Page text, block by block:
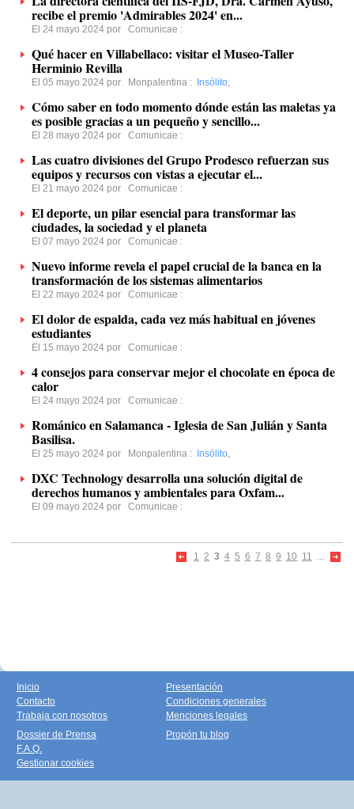
recibe el premio 'Admirables 2024' en...
El 24 mayo 2024 por Comunicae :
Qué hacer en Villabellaco: visitar el Museo-Taller
Herminio Revilla
El 05 mayo 2024 por Monpalentina : Insólito,
Cómo saber en todo momento dónde están las maletas ya
es posible gracias a un pequeño y sencillo...
El 28 mayo 2024 por Comunicae :
Las cuatro divisiones del Grupo Prodesco refuerzan sus
equipos y recursos con vistas a ejecutar el...
El 21 mayo 2024 por Comunicae :
El deporte, un pilar esencial para transformar las
ciudades, la sociedad y el planeta
El 07 mayo 2024 por Comunicae :
Nuevo informe revela el papel crucial de la banca en la
transformación de los sistemas alimentarios
El 22 mayo 2024 por Comunicae :
El dolor de espalda, cada vez más habitual en jóvenes
estudiantes
El 15 mayo 2024 por Comunicae :
4 consejos para conservar mejor el chocolate en época de
calor
El 24 mayo 2024 por Comunicae :
Románico en Salamanca - Iglesia de San Julián y Santa
Basilisa.
El 25 mayo 2024 por Monpalentina : Insólito,
DXC Technology desarrolla una solución digital de
derechos humanos y ambientales para Oxfam...
El 09 mayo 2024 por Comunicae :
1 2 3 4 5 6 7 8 9 10 11 ...
Inicio
Contacto
Trabaja con nosotros
Presentación
Condiciones generales
Menciones legales
Dossier de Prensa
F.A.Q.
Gestionar cookies
Propón tu blog